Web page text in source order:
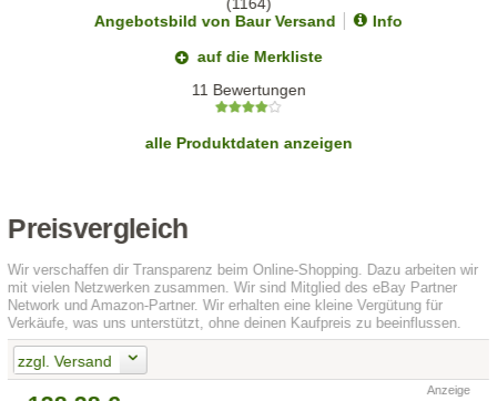
Angebotsbild von Baur Versand
Info
auf die Merkliste
11 Bewertungen
alle Produktdaten anzeigen
Preisvergleich
Wir verschaffen dir Transparenz beim Online-Shopping. Dazu arbeiten wir
mit vielen Netzwerken zusammen. Wir sind Mitglied des eBay Partner
Network und Amazon-Partner. Wir erhalten eine kleine Vergütung für
Verkäufe, was uns unterstützt, ohne deinen Kaufpreis zu beeinflussen.
zzgl. Versand